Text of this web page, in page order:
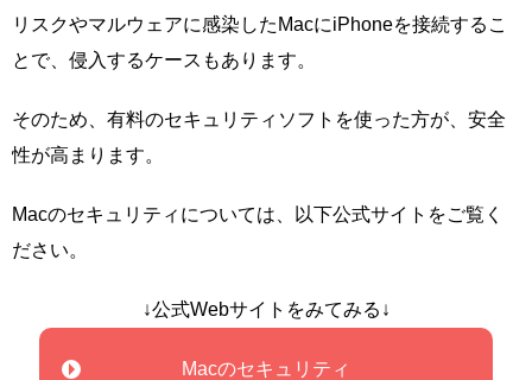
リスクやマルウェアに感染したMacにiPhoneを接続するこ
とで、侵入するケースもあります。
そのため、有料のセキュリティソフトを使った方が、安全
性が高まります。
Macのセキュリティについては、以下公式サイトをご覧く
ださい。
↓公式Webサイトをみてみる↓
Macのセキュリティ